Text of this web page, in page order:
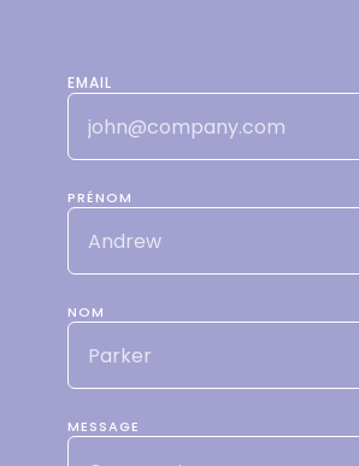
EMAIL
PRÉNOM
NOM
MESSAGE